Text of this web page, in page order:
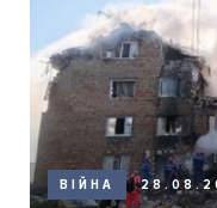
ВІЙНА